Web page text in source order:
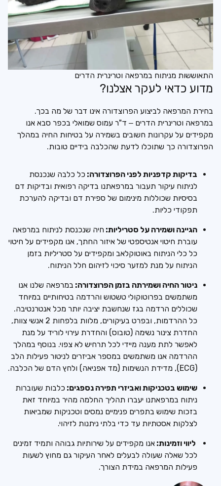
התאוששות מניתוח במרפאה וטרינרית הדרים
מדוע כדאי לעקר אצלנו?
בחירת המרפאה לביצוע הפרוצדורה אינו דבר של מה בכך.
במרפאה וטרינרית הדרים – ד"ר עמוס שמואלי בכפר סבא אנו
מקפידים על עקרונות חשובים בשמירה על בטיחות החיה במהלך
הפרוצדורה כך שתוכלו לדעת שהכלבה בידיים טובות.
בדיקות קדפניות לפני הפרוצדורה: כל כלבה שנכנסת
לניתוח עיקור תעבור במרפאתנו בדיקה רפואית ובדיקות דם
בסיסיות שכוללות מינימום של ספירת דם ובדיקה להערכת
תפקודי כליות.
הגיינה ושמירה על סטריליות: חיה שנכנסת לניתוח במרפאה
עוברת חיטוי אנטיספטי של איזור החתך, אנו מקפידים על חיטוי
כל כלי הניתוח באוטוקלאב ומקפידים על סטריליות בזמן
הניתוח על מנת למזער סיכוי לזיהום חלל הניתוח.
ניטור החיה ושמירתה בזמן הפרוצדורה: במרפאה שלנו אנו
משתמשים בפרוטוקולי טשטוש והרדמה בטיחותיים במיוחד
שכוללים הרדמה בגז שנחשבת יציבה יותר מכל אנטרנטיבה.
כל ההרדמות, ובפרט בעיקורים, מלוות בלפחות 2 אנשי צוות,
החדרת צינור נשימה (טובוס) והחדרת עירוי לוריד על מנת
לאפשר לתת מענה מיידי לכל תרחיש לא צפוי. בנוסף במהלך
ההרדמה אנו משתמשים במספר אביזרים לניטור פעילות הלב
(ECG), מדידת הנשימות (מד אפניאה) ולחץ הדם של הכלבה.
שימוש בטכניקות ואביזרי תפירה נספגים: כלבות שעוברות
ניתוח במרפאתנו יעברו תהליך החלמה מהיר במיוחד זאת
בזכות שימוש בתפרים פנימיים נמסים וטכניקות שמביאות
לצלקות אסטתיות עד כדי בלתי ניתנות לזיהוי.
ליווי וזמינות: אנו מקפידים על שירותיות גבוהה ותמיד זמינים
לכל שאלה שעולה לבעלים לאחר העיקור גם מחוץ לשעות
פעילות המרפאה במידת הצורך.